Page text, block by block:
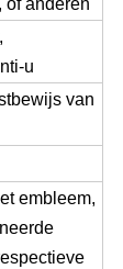
of anderen
u
van
embleem,